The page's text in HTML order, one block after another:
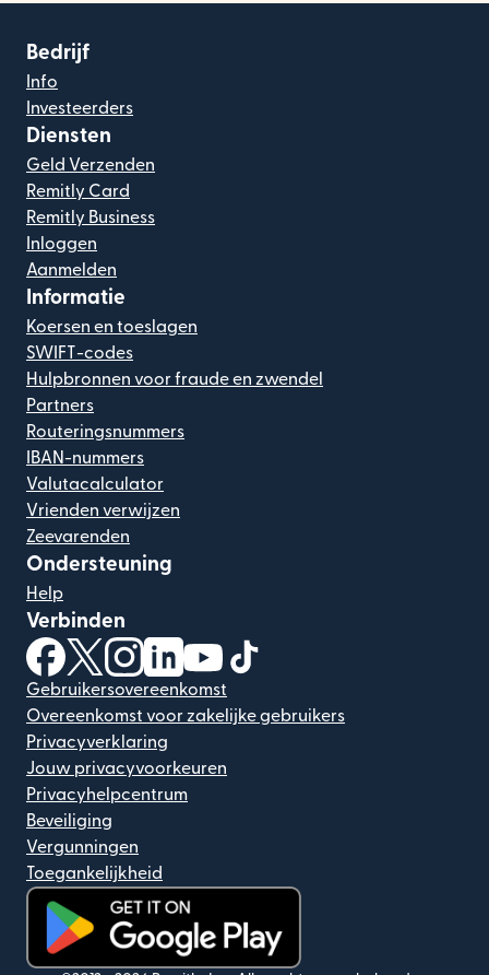
Bedrijf
Info
Investeerders
Diensten
Geld Verzenden
Remitly Card
Remitly Business
Inloggen
Aanmelden
Informatie
Koersen en toeslagen
SWIFT-codes
Hulpbronnen voor fraude en zwendel
Partners
Routeringsnummers
IBAN-nummers
Valutacalculator
Vrienden verwijzen
Zeevarenden
Ondersteuning
Help
Verbinden
(wordt geopend in een nieuw venster)
(wordt geopend in een nieuw venster)
(wordt geopend in een nieuw venster)
(wordt geopend in een nieuw venster)
(wordt geopend in een nieuw
Gebruikersovereenkomst
Overeenkomst voor zakelijke gebruikers
Privacyverklaring
Jouw privacyvoorkeuren
Privacyhelpcentrum
Beveiliging
Vergunningen
Toegankelijkheid